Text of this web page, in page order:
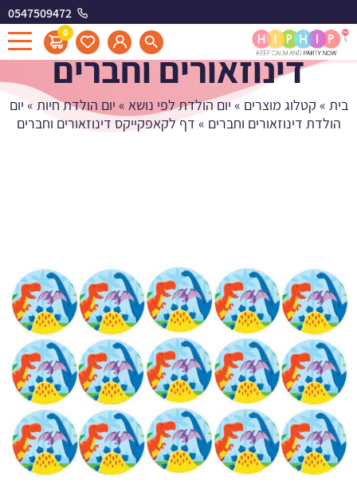
0547509472
0 דף לקאפקייקס
דינוזאורים וחברים
בית » קטלוג מוצרים » יום הולדת לפי נושא » יום הולדת חיות » יום
הולדת דינוזאורים וחברים » דף לקאפקייקס דינוזאורים וחברים